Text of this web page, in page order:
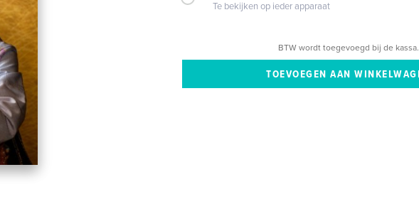
Te bekijken op ieder apparaat
BTW wordt toegevoegd bij de kassa.